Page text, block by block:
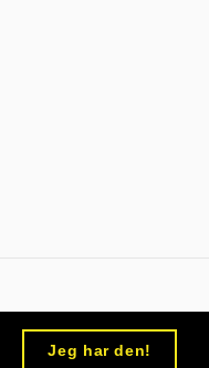
Jeg har den!